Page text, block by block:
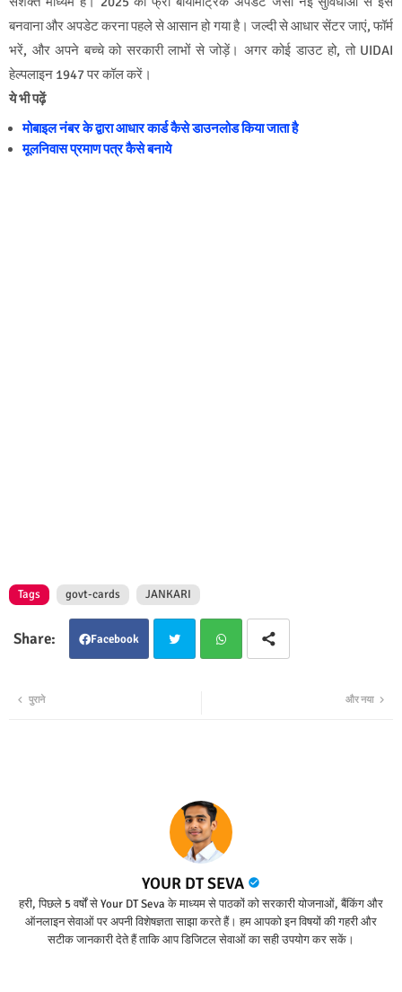
बनवाना और अपडेट करना पहले से आसान हो गया है। जल्दी से आधार सेंटर जाएं, फॉर्म
भरें, और अपने बच्चे को सरकारी लाभों से जोड़ें। अगर कोई डाउट हो, तो UIDAI
हेल्पलाइन 1947 पर कॉल करें।
ये भी पढ़ें
मोबाइल नंबर के द्वारा आधार कार्ड कैसे डाउनलोड किया जाता है
मूलनिवास प्रमाण पत्र कैसे बनाये
Tags govt-cards JANKARI
Facebook
और नया
पुराने
YOUR DT SEVA
हरी, पिछले 5 वर्षों से Your DT Seva के माध्यम से पाठकों को सरकारी योजनाओं, बैंकिंग और
ऑनलाइन सेवाओं पर अपनी विशेषज्ञता साझा करते हैं। हम आपको इन विषयों की गहरी और
सटीक जानकारी देते हैं ताकि आप डिजिटल सेवाओं का सही उपयोग कर सकें।